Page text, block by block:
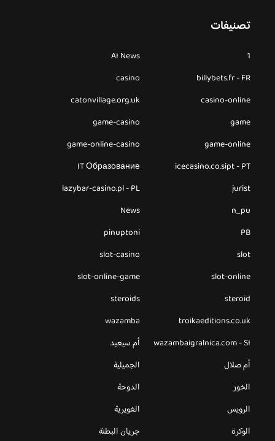
تصنيفات
1
AI News
billybets.fr - FR
casino
casino-online
catonvillage.org.uk
game
game-casino
game-online
game-online-casino
icecasino.co.sipt - PT
IT Образование
jurist
lazybar-casino.pl - PL
n_pu
News
PB
pinuptoni
slot
slot-casino
slot-online
slot-online-game
steroid
steroids
troikaeditions.co.uk
wazamba
wazambaigralnica.com - SI
أم سيعيد
أم صلال
الجميلية
الخور
الدوحة
الرويس
الغويرية
الوكرة
جريان البطنة